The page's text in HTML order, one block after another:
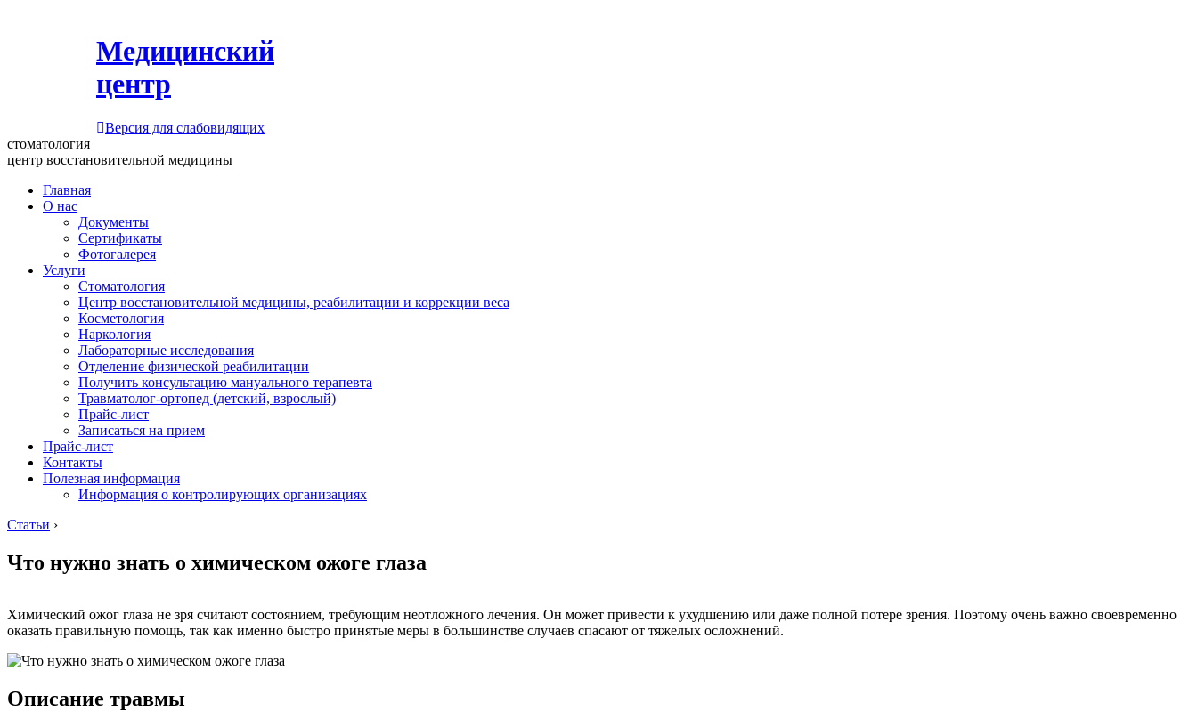
Медицинский
центр
Версия для слабовидящих
стоматология
центр восстановительной медицины
Главная
О нас
Документы
Сертификаты
Фотогалерея
Услуги
Стоматология
Центр восстановительной медицины, реабилитации и коррекции веса
Косметология
Наркология
Лабораторные исследования
Отделение физической реабилитации
Получить консультацию мануального терапевта
Травматолог-ортопед (детский, взрослый)
Прайс-лист
Записаться на прием
Прайс-лист
Контакты
Полезная информация
Информация о контролирующих организациях
Статьи ›
Что нужно знать о химическом ожоге глаза
Химический ожог глаза не зря считают состоянием, требующим неотложного лечения. Он может привести к ухудшению или даже полной потере зрения. Поэтому очень важно своевременно
оказать правильную помощь, так как именно быстро принятые меры в большинстве случаев спасают от тяжелых осложнений.
Описание травмы